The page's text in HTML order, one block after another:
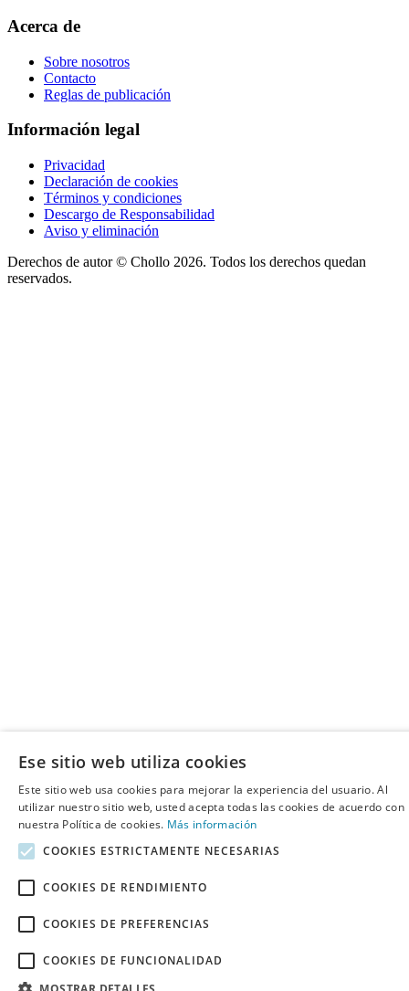
Acerca de
Sobre nosotros
Contacto
Reglas de publicación
Información legal
Privacidad
Declaración de cookies
Términos y condiciones
Descargo de Responsabilidad
Aviso y eliminación
Derechos de autor © Chollo 2026. Todos los derechos quedan
reservados.
Ese sitio web utiliza cookies
Este sitio web usa cookies para mejorar la experiencia del usuario. Al
utilizar nuestro sitio web, usted acepta todas las cookies de acuerdo con
nuestra Política de cookies. Más información
COOKIES ESTRICTAMENTE NECESARIAS
COOKIES DE RENDIMIENTO
COOKIES DE PREFERENCIAS
COOKIES DE FUNCIONALIDAD